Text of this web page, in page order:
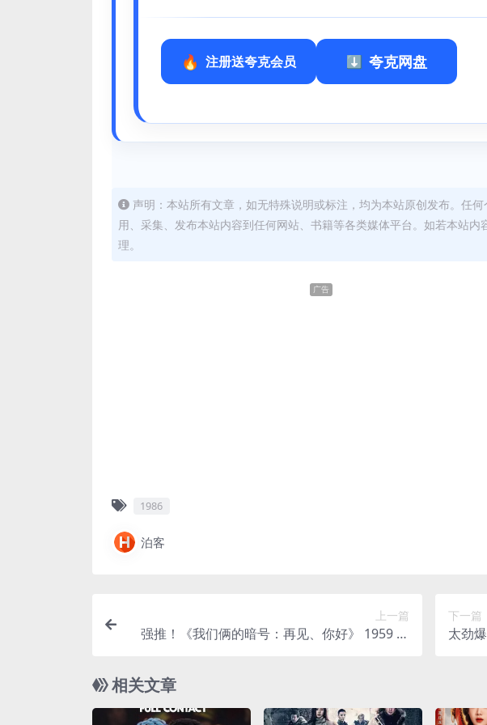
注册送夸克会员 夸克网盘
声明：本站所有文章，如无特殊说明或标注，均为本站原创发布。任
用、采集、发布本站内容到任何网站、书籍等各类媒体平台。如若本站
理。
广告
1986
泊客
上一篇
强推！《我们俩的暗号：再见、你好》 1959 中
下一篇
太劲
相关文章